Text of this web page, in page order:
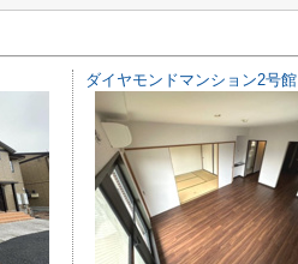
ダイヤモンドマンション2号館